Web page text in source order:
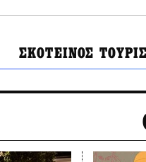
ΣΚΟΤΕΙΝΟΣ